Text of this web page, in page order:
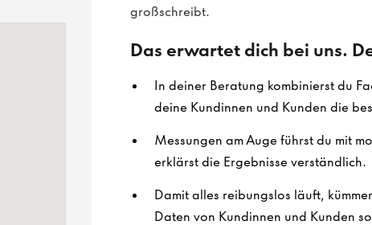
großschreibt.
Das erwartet dich bei uns.
In deiner Beratung kombinierst du
deine Kundinnen und Kunden die
Messungen am Auge führst du mit
erklärst die Ergebnisse verständlich.
Damit alles reibungslos läuft,
Daten von Kundinnen und Kunden